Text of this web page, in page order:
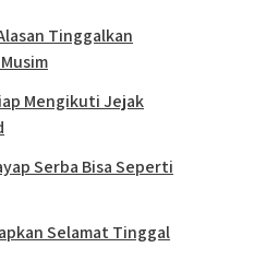
Tinggalkan
Mengikuti Jejak
Serba Bisa Seperti
Selamat Tinggal